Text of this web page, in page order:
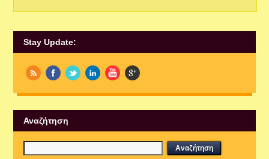
Stay Update:
Αναζήτηση